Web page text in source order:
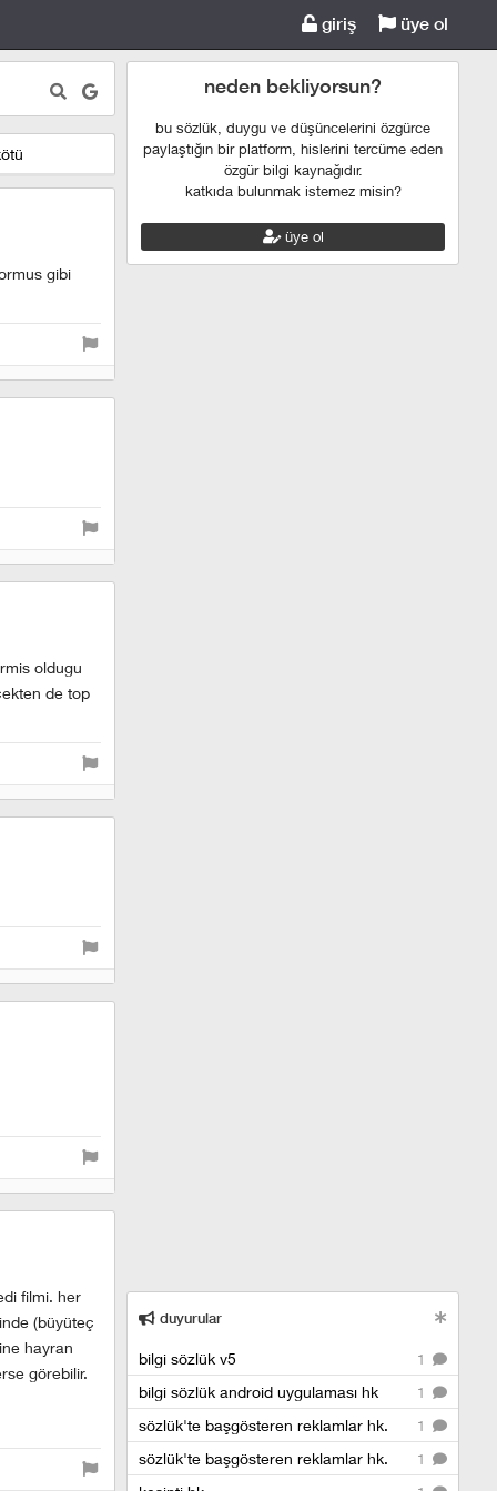
giriş üye ol
gibi
oldugu
de top
filmi. her
(büyüteç
hayran
görebilir.
neden bekliyorsun?
bu sözlük, duygu ve düşüncelerini özgürce
paylaştığın bir platform, hislerini tercüme eden
özgür bilgi kaynağıdır.
katkıda bulunmak istemez misin?
üye ol
duyurular
1
bilgi sözlük v5
1
bilgi sözlük android uygulaması hk
1
sözlük'te başgösteren reklamlar hk.
1
sözlük'te başgösteren reklamlar hk.